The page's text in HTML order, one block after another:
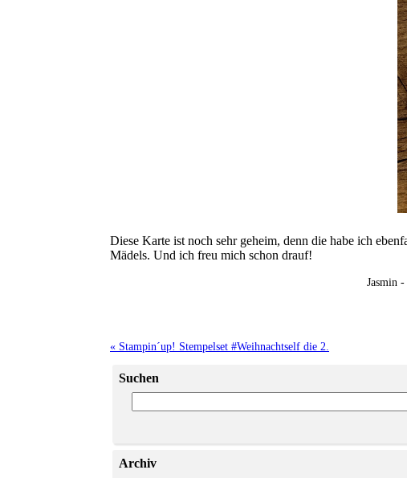
Diese Karte ist noch sehr geheim, denn die habe ich
Mädels. Und ich freu mich schon drauf!
Jasmin
« Stampin´up! Stempelset #Weihnachtself die 2.
Suchen
Archiv